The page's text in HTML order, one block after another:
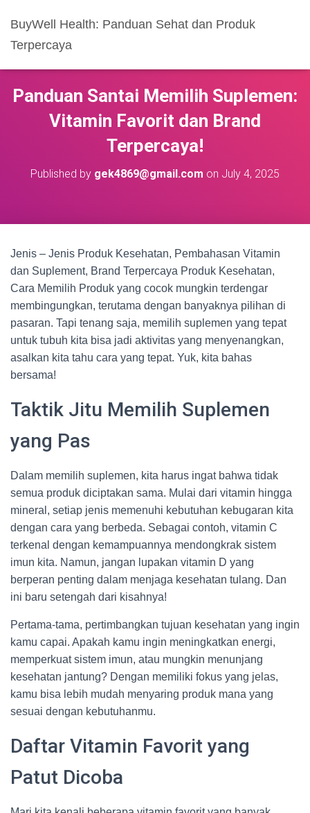
BuyWell Health: Panduan Sehat dan Produk
Terpercaya
Panduan Santai Memilih Suplemen:
Vitamin Favorit dan Brand
Terpercaya!
Published by gek4869@gmail.com on July 4, 2025
Jenis – Jenis Produk Kesehatan, Pembahasan Vitamin
dan Suplement, Brand Terpercaya Produk Kesehatan,
Cara Memilih Produk yang cocok mungkin terdengar
membingungkan, terutama dengan banyaknya pilihan di
pasaran. Tapi tenang saja, memilih suplemen yang tepat
untuk tubuh kita bisa jadi aktivitas yang menyenangkan,
asalkan kita tahu cara yang tepat. Yuk, kita bahas
bersama!
Taktik Jitu Memilih Suplemen
yang Pas
Dalam memilih suplemen, kita harus ingat bahwa tidak
semua produk diciptakan sama. Mulai dari vitamin hingga
mineral, setiap jenis memenuhi kebutuhan kebugaran kita
dengan cara yang berbeda. Sebagai contoh, vitamin C
terkenal dengan kemampuannya mendongkrak sistem
imun kita. Namun, jangan lupakan vitamin D yang
berperan penting dalam menjaga kesehatan tulang. Dan
ini baru setengah dari kisahnya!
Pertama-tama, pertimbangkan tujuan kesehatan yang ingin
kamu capai. Apakah kamu ingin meningkatkan energi,
memperkuat sistem imun, atau mungkin menunjang
kesehatan jantung? Dengan memiliki fokus yang jelas,
kamu bisa lebih mudah menyaring produk mana yang
sesuai dengan kebutuhanmu.
Daftar Vitamin Favorit yang
Patut Dicoba